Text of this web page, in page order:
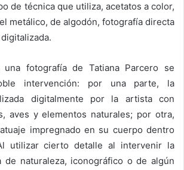
de técnica que utiliza, acetatos a color,
metálico, de algodón, fotografía directa
fotografía de Tatiana Parcero se
intervención: por una parte, la
digitalmente por la artista con
aves y elementos naturales; por otra,
impregnado en su cuerpo dentro
utilizar cierto detalle al intervenir la
de naturaleza, iconográfico o de algún